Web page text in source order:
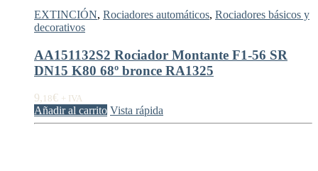
EXTINCIÓN, Rociadores automáticos, Rociadores básicos y
decorativos
AA151132S2 Rociador Montante F1-56 SR
DN15 K80 68º bronce RA1325
9, 18€ + IVA
Añadir al carrito Vista rápida